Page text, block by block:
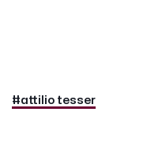
#attilio tesser